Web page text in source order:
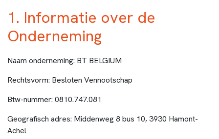
1. Informatie over de
Onderneming
Naam onderneming: BT BELGIUM
Rechtsvorm: Besloten Vennootschap
Btw-nummer: 0810.747.081
Geografisch adres: Middenweg 8 bus 10, 3930 Hamont-
Achel